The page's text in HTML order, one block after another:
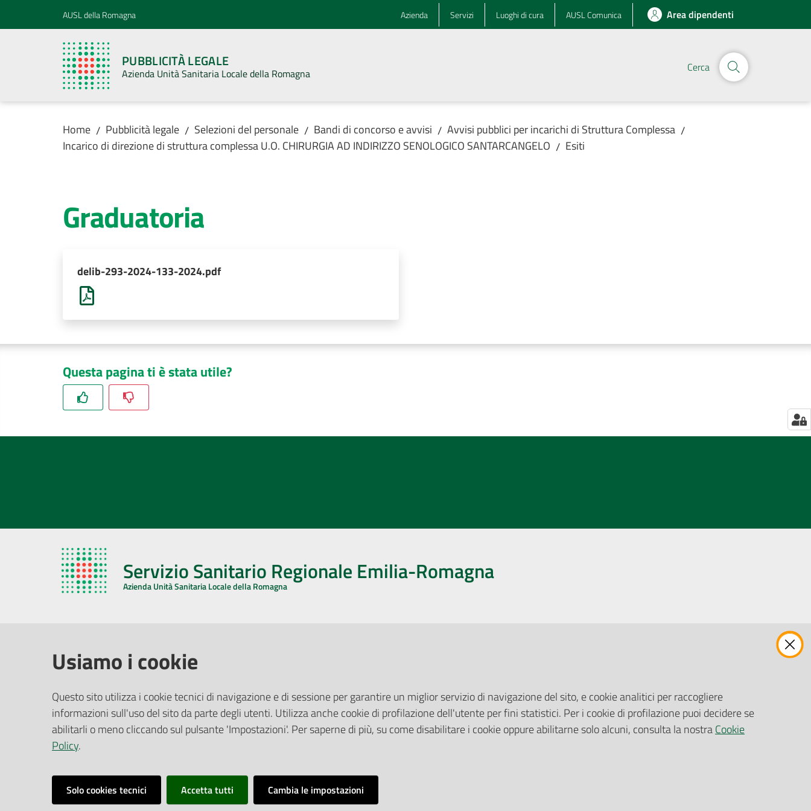
Vai al contenuto
Vai alla navigazioneAUSL della Romagna Azienda Servizi Luoghi di cura AUSL Comunica Area dipendenti
PUBBLICITÀ LEGALE
Azienda Unità Sanitaria Locale della Romagna Cerca
Home / Pubblicità legale / Selezioni del personale / Bandi di concorso e avvisi / Avvisi pubblici per incarichi di Struttura Complessa /
Incarico di direzione di struttura complessa U.O. CHIRURGIA AD INDIRIZZO SENOLOGICO SANTARCANGELO / Esiti
Graduatoria
delib-293-2024-133-2024.pdf
Questa pagina ti è stata utile?
Servizio Sanitario Regionale Emilia-Romagna
Azienda Unità Sanitaria Locale della Romagna
Via De Gasperi, 8 - 48121 Ravenna (RA)
CF/P.IVA:02483810392
PEC:
azienda@pec.auslromagna.it
Ufficio Relazioni con il Pubblico
Riferimenti per la Stampa
Pubblicità legale
Albo Pretorio
Privacy Policy
Attuazione Misure PNRR
Gare e Appalti
Richiesta Patrocinio
Usiamo i cookie
Questo sito utilizza i cookie tecnici di navigazione e di sessione per garantire un miglior servizio di navigazione del sito, e cookie analitici per raccogliere
informazioni sull'uso del sito da parte degli utenti. Utilizza anche cookie di profilazione dell'utente per fini statistici. Per i cookie di profilazione puoi decidere se
abilitarli o meno cliccando sul pulsante 'Impostazioni'. Per saperne di più, su come disabilitare i cookie oppure abilitarne solo alcuni, consulta la nostraCookie
Policy.
Solo cookies tecnici Accetta tutti Cambia le impostazioni